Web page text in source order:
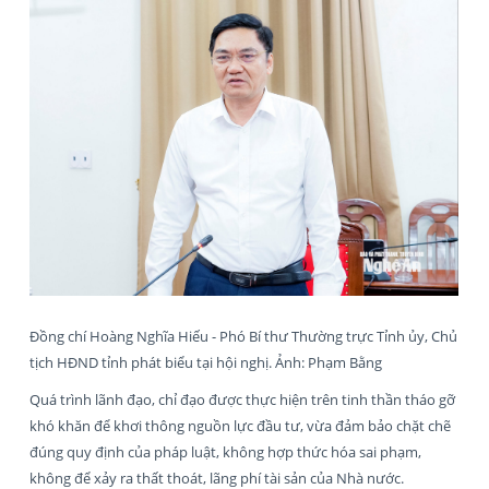
Đồng chí Hoàng Nghĩa Hiếu - Phó Bí thư Thường trực Tỉnh ủy, Chủ
tịch HĐND tỉnh phát biểu tại hội nghị. Ảnh: Phạm Bằng
Quá trình lãnh đạo, chỉ đạo được thực hiện trên tinh thần tháo gỡ
khó khăn để khơi thông nguồn lực đầu tư, vừa đảm bảo chặt chẽ
đúng quy định của pháp luật, không hợp thức hóa sai phạm,
không để xảy ra thất thoát, lãng phí tài sản của Nhà nước.